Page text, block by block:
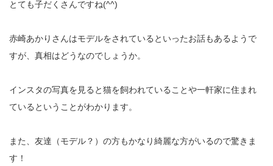
とても子だくさんですね(^^)
赤崎あかりさんはモデルをされているといったお話もあるようで
すが、真相はどうなのでしょうか。
インスタの写真を見ると猫を飼われていることや一軒家に住まれ
ているということがわかります。
また、友達（モデル？）の方もかなり綺麗な方がいるので驚きま
す！